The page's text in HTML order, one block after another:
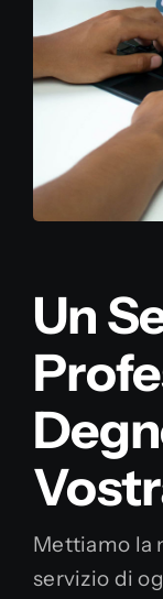
Un
Mettiamo la
servizio di